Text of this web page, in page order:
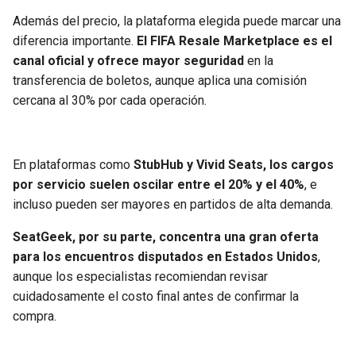
Además del precio, la plataforma elegida puede marcar una
diferencia importante. El FIFA Resale Marketplace es el
canal oficial y ofrece mayor seguridad en la
transferencia de boletos, aunque aplica una comisión
cercana al 30% por cada operación.
En plataformas como StubHub y Vivid Seats, los cargos
por servicio suelen oscilar entre el 20% y el 40%, e
incluso pueden ser mayores en partidos de alta demanda.
SeatGeek, por su parte, concentra una gran oferta
para los encuentros disputados en Estados Unidos,
aunque los especialistas recomiendan revisar
cuidadosamente el costo final antes de confirmar la
compra.